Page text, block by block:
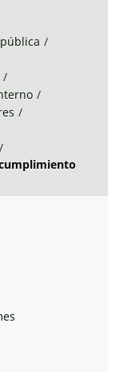
/
/
/
/
/